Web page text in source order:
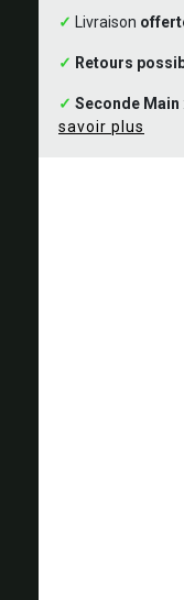
✓ Livraison
✓ Retours
✓ Seconde Main
savoir plus